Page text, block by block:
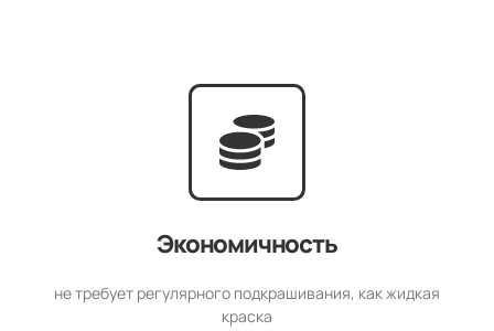
Экономичность
не требует регулярного подкрашивания, как жидкая
краска